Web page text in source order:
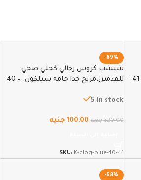
للقدمين،مريح جدا خامة سيلكون. – 41-
-69%
شبشب كروس رجالي كحلي صحي
للقدمين،مريح جدا خامة سيلكون. – 40-
5 in stock
320,00 جنيه 100,00 جنيه
SKU: K-clog-blue-40-41
-68%